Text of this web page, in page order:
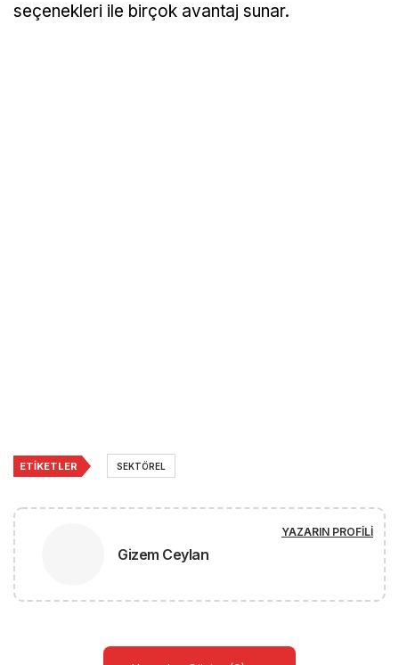
seçenekleri ile birçok avantaj sunar.
ETIKETLER SEKTÖREL
Gizem Ceylan
YAZARIN PROFILI